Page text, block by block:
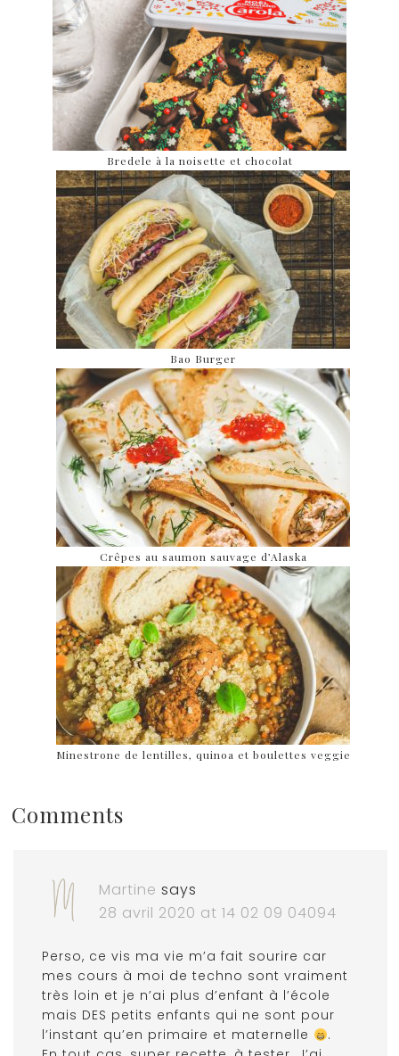
Bredele à la noisette et chocolat
Bao Burger
Crêpes au saumon sauvage d’Alaska
Minestrone de lentilles, quinoa et boulettes veggie
Comments
Martine says
28 avril 2020 at 14 02 09 04094
Perso, ce vis ma vie m’a fait sourire car
mes cours à moi de techno sont vraiment
très loin et je n’ai plus d’enfant à l’école
mais DES petits enfants qui ne sont pour
l’instant qu’en primaire et maternelle
.